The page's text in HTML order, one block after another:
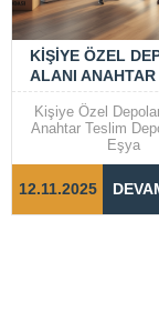
KIŞIYE ÖZEL
ALANI
DEPOLAMA
Kişiye Özel
Anahtar Teslim
Eşya
12.11.2025